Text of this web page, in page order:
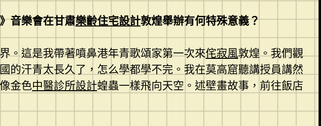
音樂會在甘肅樂齡住宅設計敦煌舉辦有何特殊意義？
。這是我帶著噴鼻港年青歌頌家第一次來侘寂風敦煌。我們觀
的汗青太長久了，怎么學都學不完。我在莫高窟聽講授員講然
金色中醫診所設計蝗蟲一樣飛向天空。述壁畫故事，前往飯店